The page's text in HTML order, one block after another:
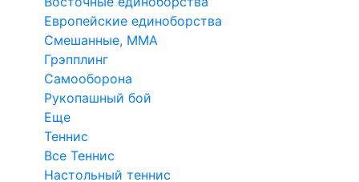
Европейские единоборства
Смешанные, ММА
Грэпплинг
Самооборона
Рукопашный бой
Еще
Теннис
Все Теннис
Настольный теннис